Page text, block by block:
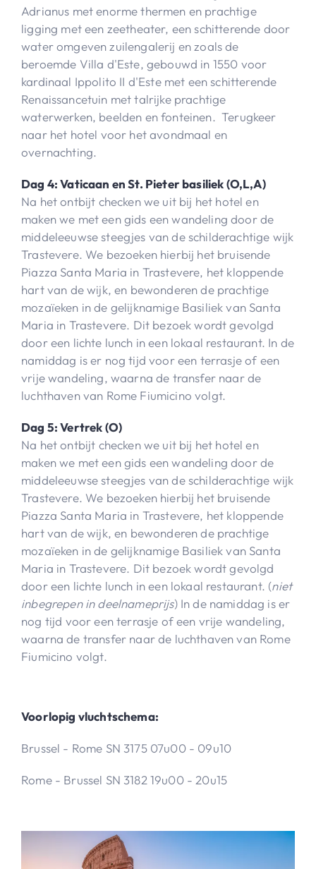
Adrianus met enorme thermen en prachtige
ligging met een zeetheater, een schitterende door
water omgeven zuilengalerij en zoals de
beroemde Villa d'Este, gebouwd in 1550 voor
kardinaal Ippolito II d'Este met een schitterende
Renaissancetuin met talrijke prachtige
waterwerken, beelden en fonteinen. Terugkeer
naar het hotel voor het avondmaal en
overnachting.
Dag 4: Vaticaan en St. Pieter basiliek (O,L,A)
Na het ontbijt checken we uit bij het hotel en
maken we met een gids een wandeling door de
middeleeuwse steegjes van de schilderachtige wijk
Trastevere. We bezoeken hierbij het bruisende
Piazza Santa Maria in Trastevere, het kloppende
hart van de wijk, en bewonderen de prachtige
mozaïeken in de gelijknamige Basiliek van Santa
Maria in Trastevere. Dit bezoek wordt gevolgd
door een lichte lunch in een lokaal restaurant. In de
namiddag is er nog tijd voor een terrasje of een
vrije wandeling, waarna de transfer naar de
luchthaven van Rome Fiumicino volgt.
Dag 5: Vertrek (O)
Na het ontbijt checken we uit bij het hotel en
maken we met een gids een wandeling door de
middeleeuwse steegjes van de schilderachtige wijk
Trastevere. We bezoeken hierbij het bruisende
Piazza Santa Maria in Trastevere, het kloppende
hart van de wijk, en bewonderen de prachtige
mozaïeken in de gelijknamige Basiliek van Santa
Maria in Trastevere. Dit bezoek wordt gevolgd
door een lichte lunch in een lokaal restaurant. (niet
inbegrepen in deelnameprijs) In de namiddag is er
nog tijd voor een terrasje of een vrije wandeling,
waarna de transfer naar de luchthaven van Rome
Fiumicino volgt.
Voorlopig vluchtschema:
Brussel - Rome SN 3175 07u00 - 09u10
Rome - Brussel SN 3182 19u00 - 20u15